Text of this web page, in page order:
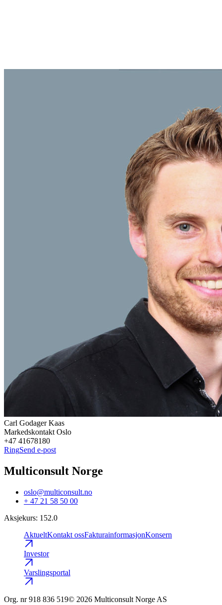
Carl Godager Kaas
Markedskontakt Oslo
+47 41678180
RingSend e-post
Multiconsult Norge
oslo@multiconsult.no
+ 47 21 58 50 00
Aksjekurs: 152.0
AktueltKontakt ossFakturainformasjonKonsern
Investor
Varslingsportal
Org. nr 918 836 519© 2026 Multiconsult Norge AS